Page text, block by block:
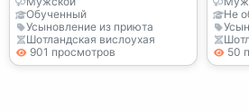
Обученный
Усыновление из приюта
Шотландская вислоухая
901 просмотров
Не
50